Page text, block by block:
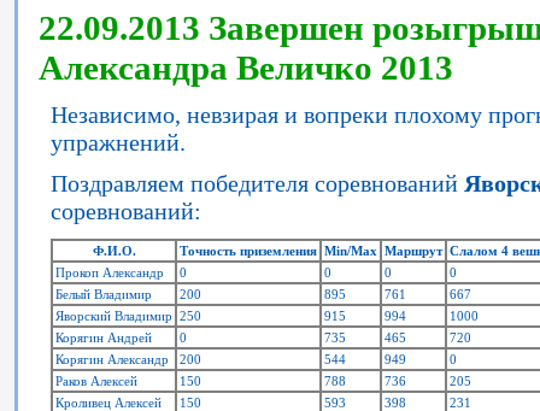
22.09.2013 Завершен
Александра Величко 2013
Независимо, невзирая и вопреки плохому
упражнений.
Поздравляем победителя соревнований
соревнований:
Ф.И.О. Точность приземления Min/Max Маршрут Слалом 4
Прокоп Александр
0 0 0
0
Белый Владимир
200 895 761
667
Яворский Владимир 250 915 994
1000
Корягин Андрей
0 735 465
720
Корягин Александр
200 544 949
0
Раков Алексей
150 788 736
205
Кроливец Алексей
150 593 398
231